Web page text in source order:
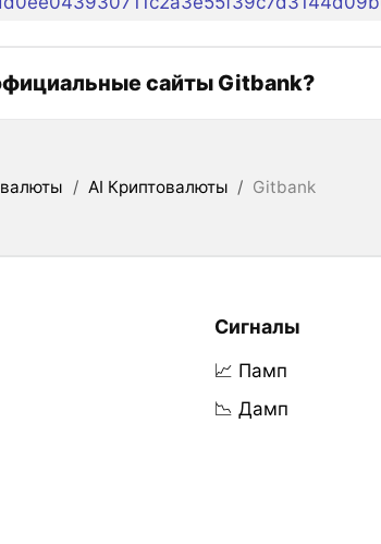
сайты Gitbank?
/ AI Криптовалюты / Gitbank
Сигналы
📈 Памп
📉 Дамп